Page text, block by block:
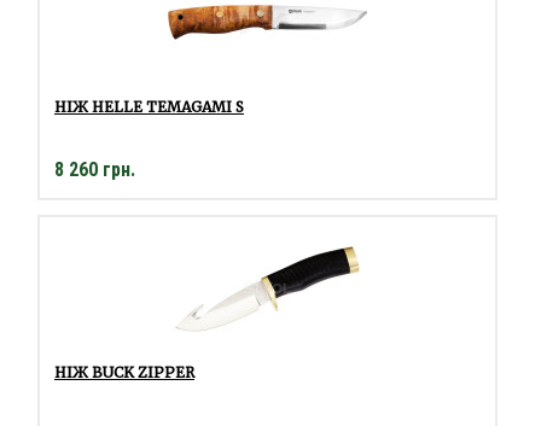
НІЖ HELLE TEMAGAMI S
8 260 грн.
НІЖ BUCK ZIPPER